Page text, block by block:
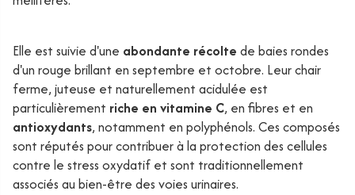
Elle est suivie d'une abondante récolte de baies rondes
d'un rouge brillant en septembre et octobre. Leur chair
ferme, juteuse et naturellement acidulée est
particulièrement riche en vitamine C, en fibres et en
antioxydants, notamment en polyphénols. Ces composés
sont réputés pour contribuer à la protection des cellules
contre le stress oxydatif et sont traditionnellement
associés au bien-être des voies urinaires.